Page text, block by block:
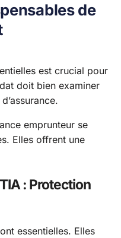
de
est crucial pour
doit bien examiner
emprunteur se
Elles offrent une
: Protection
essentielles. Elles